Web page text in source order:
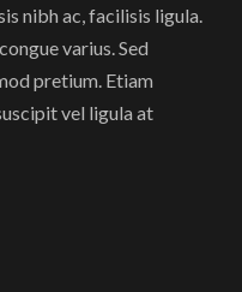
nibh ac, facilisis ligula.
varius. Sed
pretium. Etiam
vel ligula at